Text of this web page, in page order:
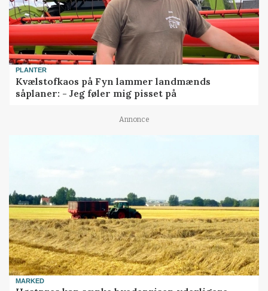
PLANTER
Kvælstofkaos på Fyn lammer landmænds
såplaner: - Jeg føler mig pisset på
Annonce
MARKED